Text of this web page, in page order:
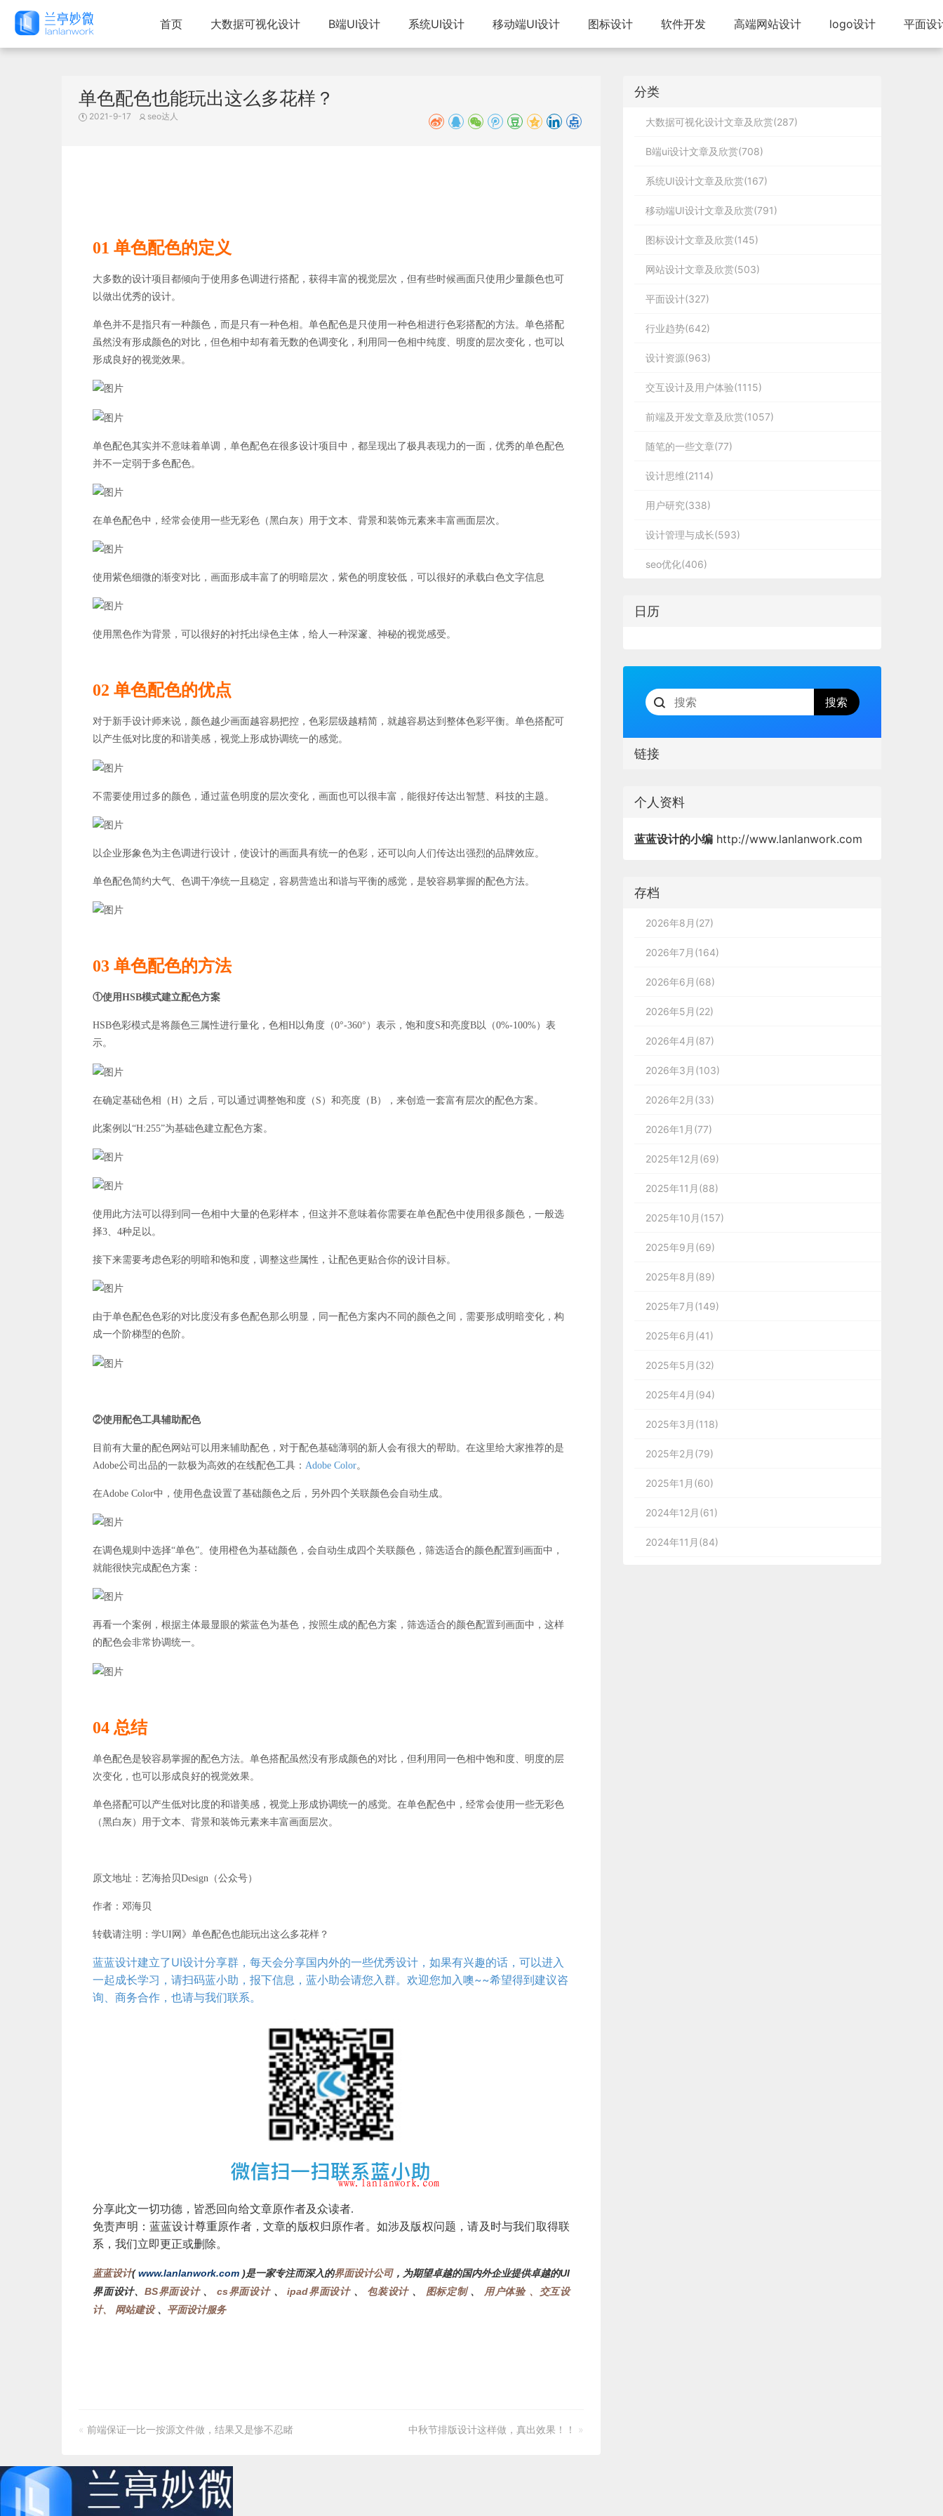
首页 大数据可视化设计 B端UI设计 系统UI设计 移动端UI设计 图标设计 软件开发 高端网站设计 logo设计 平面设
单色配色也能玩出这么多花样？
2021-9-17 seo达人
01 单色配色的定义
大多数的设计项目都倾向于使用多色调进行搭配，获得丰富的视觉层次，但有些时候画面只使用少量颜色也可
以做出优秀的设计。
单色并不是指只有一种颜色，而是只有一种色相。单色配色是只使用一种色相进行色彩搭配的方法。单色搭配
虽然没有形成颜色的对比，但色相中却有着无数的色调变化，利用同一色相中纯度、明度的层次变化，也可以
形成良好的视觉效果。
单色配色其实并不意味着单调，单色配色在很多设计项目中，都呈现出了极具表现力的一面，优秀的单色配色
并不一定弱于多色配色。
在单色配色中，经常会使用一些无彩色（黑白灰）用于文本、背景和装饰元素来丰富画面层次。
使用紫色细微的渐变对比，画面形成丰富了的明暗层次，紫色的明度较低，可以很好的承载白色文字信息
使用黑色作为背景，可以很好的衬托出绿色主体，给人一种深邃、神秘的视觉感受。
02 单色配色的优点
对于新手设计师来说，颜色越少画面越容易把控，色彩层级越精简，就越容易达到整体色彩平衡。单色搭配可
以产生低对比度的和谐美感，视觉上形成协调统一的感觉。
不需要使用过多的颜色，通过蓝色明度的层次变化，画面也可以很丰富，能很好传达出智慧、科技的主题。
以企业形象色为主色调进行设计，使设计的画面具有统一的色彩，还可以向人们传达出强烈的品牌效应。
单色配色简约大气、色调干净统一且稳定，容易营造出和谐与平衡的感觉，是较容易掌握的配色方法。
03 单色配色的方法
①使用HSB模式建立配色方案
HSB色彩模式是将颜色三属性进行量化，色相H以角度（0°-360°）表示，饱和度S和亮度B以（0%-100%）表
示。
在确定基础色相（H）之后，可以通过调整饱和度（S）和亮度（B），来创造一套富有层次的配色方案。
此案例以“H:255”为基础色建立配色方案。
使用此方法可以得到同一色相中大量的色彩样本，但这并不意味着你需要在单色配色中使用很多颜色，一般选
择3、4种足以。
接下来需要考虑色彩的明暗和饱和度，调整这些属性，让配色更贴合你的设计目标。
由于单色配色色彩的对比度没有多色配色那么明显，同一配色方案内不同的颜色之间，需要形成明暗变化，构
成一个阶梯型的色阶。
②使用配色工具辅助配色
目前有大量的配色网站可以用来辅助配色，对于配色基础薄弱的新人会有很大的帮助。在这里给大家推荐的是
Adobe公司出品的一款极为高效的在线配色工具： Adobe Color。
在Adobe Color中，使用色盘设置了基础颜色之后，另外四个关联颜色会自动生成。
在调色规则中选择“单色”。使用橙色为基础颜色，会自动生成四个关联颜色，筛选适合的颜色配置到画面中，
就能很快完成配色方案：
再看一个案例，根据主体最显眼的紫蓝色为基色，按照生成的配色方案，筛选适合的颜色配置到画面中，这样
的配色会非常协调统一。
04 总结
单色配色是较容易掌握的配色方法。单色搭配虽然没有形成颜色的对比，但利用同一色相中饱和度、明度的层
次变化，也可以形成良好的视觉效果。
单色搭配可以产生低对比度的和谐美感，视觉上形成协调统一的感觉。在单色配色中，经常会使用一些无彩色
（黑白灰）用于文本、背景和装饰元素来丰富画面层次。
原文地址：艺海拾贝Design（公众号）
作者：邓海贝
转载请注明：学UI网》单色配色也能玩出这么多花样？
蓝蓝设计建立了UI设计分享群，每天会分享国内外的一些优秀设计，如果有兴趣的话，可以进入
一起成长学习，请扫码蓝小助，报下信息，蓝小助会请您入群。欢迎您加入噢~~希望得到建议咨
询、商务合作，也请与我们联系。
分享此文一切功德，皆悉回向给文章原作者及众读者.
免责声明：蓝蓝设计尊重原作者，文章的版权归原作者。如涉及版权问题，请及时与我们取得联
系，我们立即更正或删除。
蓝蓝设计(www.lanlanwork.com )是一家专注而深入的界面设计公司，为期望卓越的国内外企业提供卓越的UI
界面设计、 BS界面设计 、 cs界面设计 、ipad界面设计 、 包装设计 、 图标定制、
用户体验 、交互设
计、 网站建设 、 平面设计服务
« 前端保证一比一按源文件做，结果又是惨不忍睹 中秋节排版设计这样做，真出效果！！ »
分类
大数据可视化设计文章及欣赏(287)
B端ui设计文章及欣赏(708)
系统UI设计文章及欣赏(167)
移动端UI设计文章及欣赏(791)
图标设计文章及欣赏(145)
网站设计文章及欣赏(503)
平面设计(327)
行业趋势(642)
设计资源(963)
交互设计及用户体验(1115)
前端及开发文章及欣赏(1057)
随笔的一些文章(77)
设计思维(2114)
用户研究(338)
设计管理与成长(593)
seo优化(406)
日历
链接
个人资料
蓝蓝设计的小编 http://www.lanlanwork.com
存档
2026年8月(27)
2026年7月(164)
2026年6月(68)
2026年5月(22)
2026年4月(87)
2026年3月(103)
2026年2月(33)
2026年1月(77)
2025年12月(69)
2025年11月(88)
2025年10月(157)
2025年9月(69)
2025年8月(89)
2025年7月(149)
2025年6月(41)
2025年5月(32)
2025年4月(94)
2025年3月(118)
2025年2月(79)
2025年1月(60)
2024年12月(61)
2024年11月(84)